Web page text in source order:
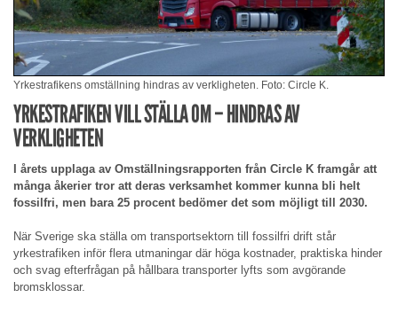
Yrkestrafikens omställning hindras av verkligheten. Foto: Circle K.
YRKESTRAFIKEN VILL STÄLLA OM – HINDRAS AV
VERKLIGHETEN
I årets upplaga av Omställningsrapporten från Circle K framgår att
många åkerier tror att deras verksamhet kommer kunna bli helt
fossilfri, men bara 25 procent bedömer det som möjligt till 2030.
När Sverige ska ställa om transportsektorn till fossilfri drift står
yrkestrafiken inför flera utmaningar där höga kostnader, praktiska hinder
och svag efterfrågan på hållbara transporter lyfts som avgörande
bromsklossar.